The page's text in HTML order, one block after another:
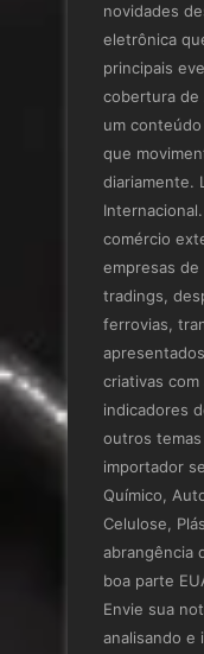
novidades
eletrônica
principais
cobertura de
um
que
diariamente.
comércio
empresas de
tradings,
ferrovias,
criativas
indicadores
outros
importador
Químico,
Celulose,
abrangência
boa parte
Envie sua
analisando e